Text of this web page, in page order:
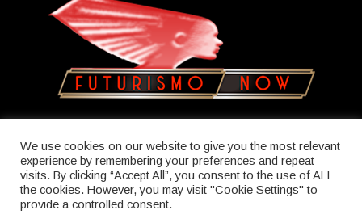
We use cookies on our website to give you the most relevant
experience by remembering your preferences and repeat
visits. By clicking “Accept All”, you consent to the use of ALL
the cookies. However, you may visit "Cookie Settings" to
provide a controlled consent.